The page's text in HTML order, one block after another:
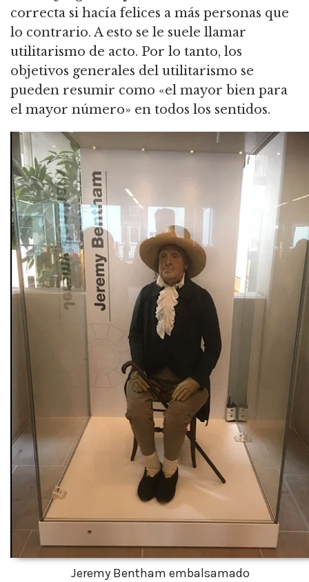
correcta si hacía felices a más personas que
lo contrario. A esto se le suele llamar
utilitarismo de acto. Por lo tanto, los
objetivos generales del utilitarismo se
pueden resumir como «el mayor bien para
el mayor número» en todos los sentidos.
Jeremy Bentham embalsamado